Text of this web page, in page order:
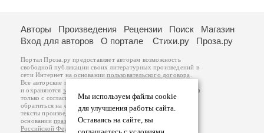
Мы используем файлы cookie
для улучшения работы сайта.
Оставаясь на сайте, вы
Авторы Произведения Рецензии Поиск
Магазин
Вход для авторов
О портале Стихи.ру Проза.ру
Портал Проза.ру предоставляет авторам возможность
свободной публикации своих литературных произведений в
сети Интернет на основаниипользовательского договора
Все авторские права на произведения принадлежат авторам
и охраняются законом
. Перепечатка произведений возможна
только с согласия его автора, к которому вы можете
обратиться на его авторской странице. Ответственность за
тексты произведений авторы несут самостоятельно на
основанииправил публикацииизаконодательства
Российской Федерации